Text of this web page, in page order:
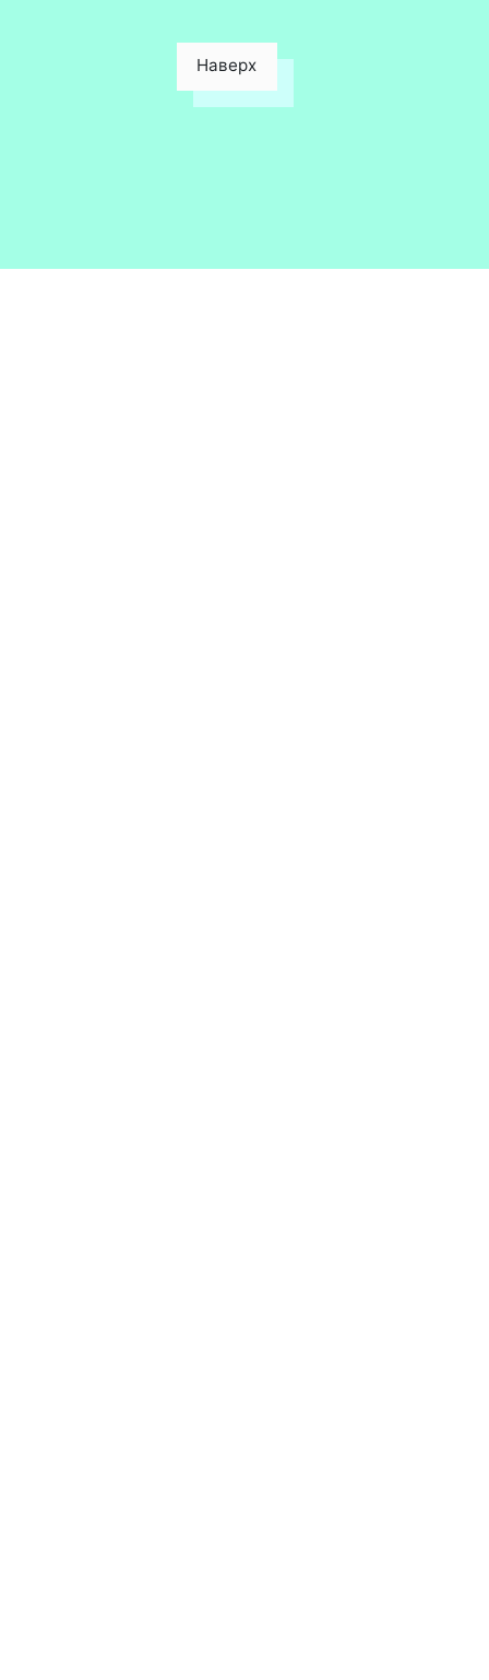
Наверх